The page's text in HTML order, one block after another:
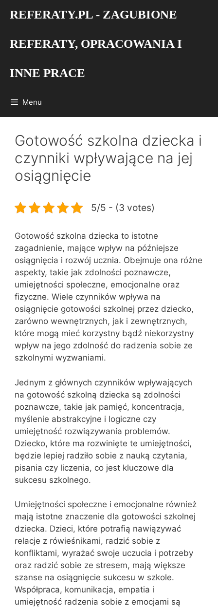
REFERATY.PL - ZAGUBIONE
REFERATY, OPRACOWANIA I
INNE PRACE
Menu
Gotowość szkolna dziecka i
czynniki wpływające na jej
osiągnięcie
5/5 - (3 votes)
Gotowość szkolna dziecka to istotne
zagadnienie, mające wpływ na późniejsze
osiągnięcia i rozwój ucznia. Obejmuje ona różne
aspekty, takie jak zdolności poznawcze,
umiejętności społeczne, emocjonalne oraz
fizyczne. Wiele czynników wpływa na
osiągnięcie gotowości szkolnej przez dziecko,
zarówno wewnętrznych, jak i zewnętrznych,
które mogą mieć korzystny bądź niekorzystny
wpływ na jego zdolność do radzenia sobie ze
szkolnymi wyzwaniami.
Jednym z głównych czynników wpływających
na gotowość szkolną dziecka są zdolności
poznawcze, takie jak pamięć, koncentracja,
myślenie abstrakcyjne i logiczne czy
umiejętność rozwiązywania problemów.
Dziecko, które ma rozwinięte te umiejętności,
będzie lepiej radziło sobie z nauką czytania,
pisania czy liczenia, co jest kluczowe dla
sukcesu szkolnego.
Umiejętności społeczne i emocjonalne również
mają istotne znaczenie dla gotowości szkolnej
dziecka. Dzieci, które potrafią nawiązywać
relacje z rówieśnikami, radzić sobie z
konfliktami, wyrażać swoje uczucia i potrzeby
oraz radzić sobie ze stresem, mają większe
szanse na osiągnięcie sukcesu w szkole.
Współpraca, komunikacja, empatia i
umiejętność radzenia sobie z emocjami są